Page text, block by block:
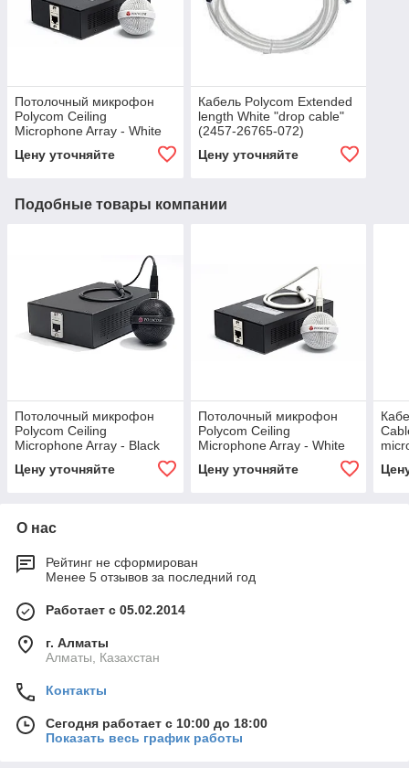
Потолочный микрофон
Polycom Ceiling
Microphone Array - White
дополнительный (2200-
Цену уточняйте
Кабель Polycom Extended
length White "drop cable"
(2457-26765-072)
Цену уточняйте
Подобные товары компании
Потолочный микрофон
Polycom Ceiling
Microphone Array - Black
дополнительный (2200-
Цену уточняйте
Потолочный микрофон
Polycom Ceiling
Microphone Array - White
дополнительный (2200-
Цену уточняйте
О нас
Рейтинг не сформирован
Менее 5 отзывов за последний год
Работает с 05.02.2014
г. Алматы
Алматы, Казахстан
Контакты
Сегодня работает с 10:00 до 18:00
Показать весь график работы